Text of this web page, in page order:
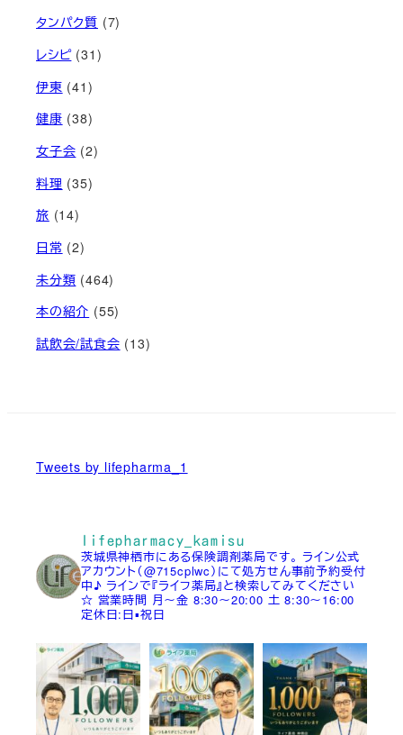
タンパク質 (7)
レシピ(31)
伊東 (41)
健康 (38)
女子会 (2)
料理 (35)
旅 (14)
日常 (2)
未分類 (464)
本の紹介 (55)
試飲会/試食会 (13)
Tweets by lifepharma_1
lifepharmacy_kamisu
茨城県神栖市にある保険調剤薬局です。 ライン公式
アカウント（@715cplwc）にて処方せん事前予約受付
中♪ ラインで『ライフ薬局』と検索してみてください
☆ 営業時間 月～金 8:30～20:00 土 8:30～16:00
定休日:日▪祝日